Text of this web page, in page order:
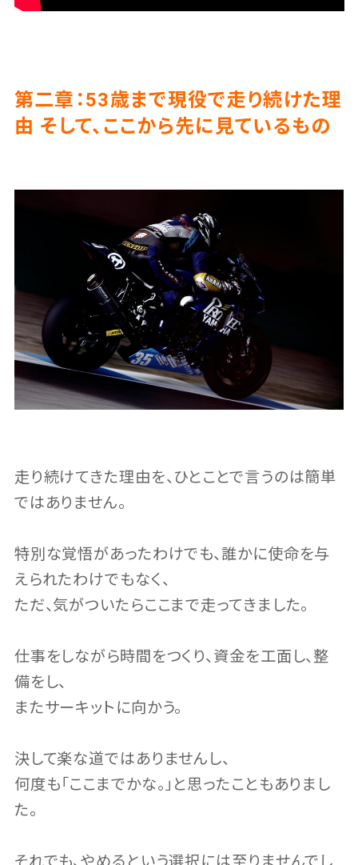
第二章：53歳まで現役で走り続けた理
由 そして、ここから先に見ているもの
走り続けてきた理由を、ひとことで言うのは簡単
ではありません。
特別な覚悟があったわけでも、誰かに使命を与
えられたわけでもなく、
ただ、気がついたらここまで走ってきました。
仕事をしながら時間をつくり、資金を工面し、整
備をし、
またサーキットに向かう。
決して楽な道ではありませんし、
何度も「ここまでかな。」と思ったこともありまし
た。